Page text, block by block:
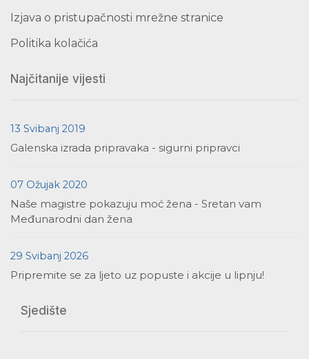
Izjava o pristupačnosti mrežne stranice
Politika kolačića
Najčitanije vijesti
13 Svibanj 2019
Galenska izrada pripravaka - sigurni pripravci
07 Ožujak 2020
Naše magistre pokazuju moć žena - Sretan vam
Međunarodni dan žena
29 Svibanj 2026
Pripremite se za ljeto uz popuste i akcije u lipnju!
Sjedište